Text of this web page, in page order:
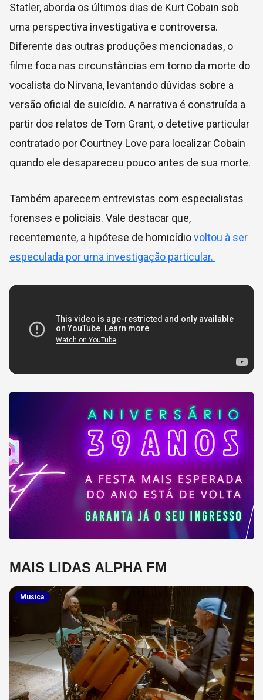
Statler, aborda os últimos dias de Kurt Cobain sob
uma perspectiva investigativa e controversa.
Diferente das outras produções mencionadas, o
filme foca nas circunstâncias em torno da morte do
vocalista do Nirvana, levantando dúvidas sobre a
versão oficial de suicídio. A narrativa é construída a
partir dos relatos de Tom Grant, o detetive particular
contratado por Courtney Love para localizar Cobain
quando ele desapareceu pouco antes de sua morte.
Também aparecem entrevistas com especialistas
forenses e policiais. Vale destacar que,
recentemente, a hipótese de homicídiovoltou à ser
especulada por uma investigação particular.
MAIS LIDAS ALPHA FM
Musica